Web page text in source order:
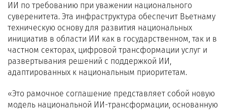
ИИ по требованию при уважении национального
суверенитета. Эта инфраструктура обеспечит Вьетнаму
техническую основу для развития национальных
инициатив в области ИИ как в государственном, так и в
частном секторах, цифровой трансформации услуг и
развертывания решений с поддержкой ИИ,
адаптированных к национальным приоритетам.
«Это рамочное соглашение представляет собой новую
модель национальной ИИ-трансформации, основанную